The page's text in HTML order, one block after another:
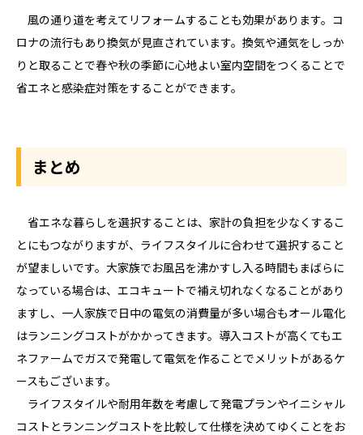
風の通り道を考えてリフォームすることも効果があります。コ
ロナの流行もあり換気が見直されています。換気や通気をしっか
りと取ることで春や秋の季節に心地よい室内空間をつくることで
省エネと感染症対策をすることができます。
まとめ
省エネな暮らしを選択することは、家計の負担を少なくするこ
とにもつながりますが、ライフスタイルに合わせて選択すること
が望ましいです。大家族でお風呂を沸かすし入る時間もまばらに
なっている場合は、エコキュートで補え切れなくなることがあり
ますし、一人家族で日中の電気の消費量が多い場合もオール電化
はランニングコストがかかってきます。導入コストが高くてもエ
ネファームでガスで発電して電気を作ることでメリットがあるケ
ースもございます。
ライフスタイルや耐用年数を考慮して発電プランやイニシャル
コストとランニングコストを比較して仕様を決めてゆくことをお